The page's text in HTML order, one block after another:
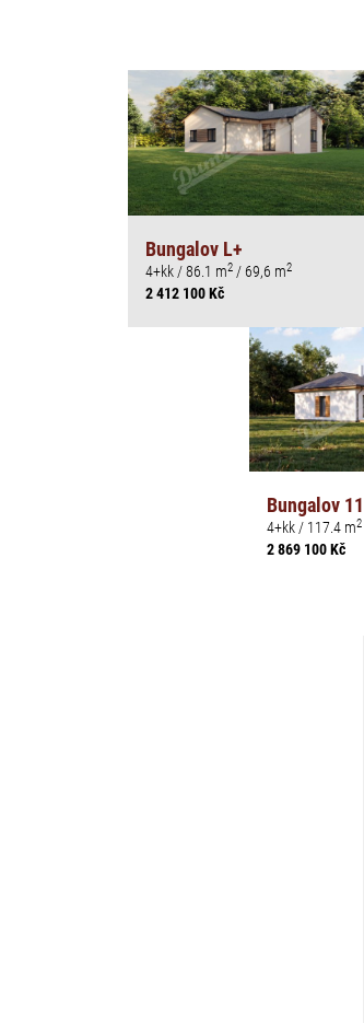
Bungalov L+
4+kk / 86.1 m2 / 69,6 m2
2 412 100 Kč
Bungalov 11
4+kk / 117.4 m2
2 869 100 Kč